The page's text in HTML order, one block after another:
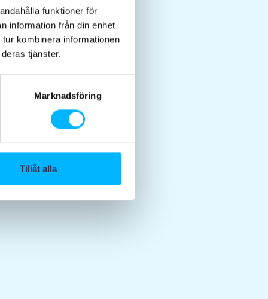
funktioner för
information från din enhet
kombinera informationen
tjänster.
Marknadsföring
Tillåt alla